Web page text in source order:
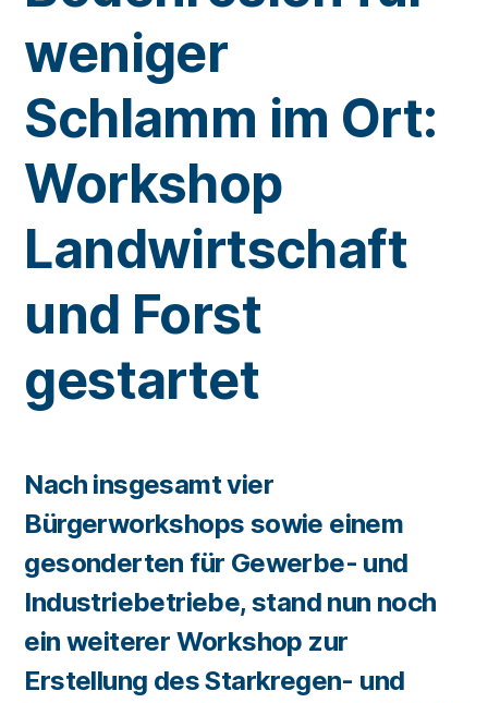
weniger
Schlamm im Ort:
Workshop
Landwirtschaft
und Forst
gestartet
Nach insgesamt vier
Bürgerworkshops sowie einem
gesonderten für Gewerbe- und
Industriebetriebe, stand nun noch
ein weiterer Workshop zur
Erstellung des Starkregen- und